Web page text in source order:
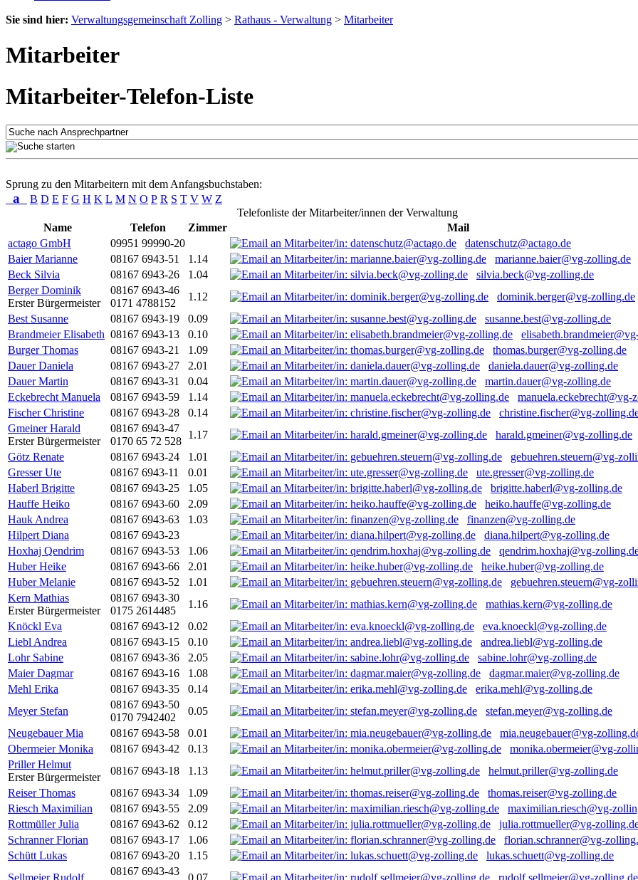
Sie sind hier: Verwaltungsgemeinschaft Zolling > Rathaus - Verwaltung > Mitarbeiter
Mitarbeiter
Mitarbeiter-Telefon-Liste
Sprung zu den Mitarbeitern mit dem Anfangsbuchstaben:
a B D E F G H K L M N O P R S T V W Z
Telefonliste der Mitarbeiter/innen der Verwaltung
Name
Telefon Zimmer
Mail
actago GmbH
09951 99990-20
datenschutz@actago.de
Baier Marianne
08167 6943-51 1.14
marianne.baier@vg-zolling.de
Beck Silvia
08167 6943-26 1.04
silvia.beck@vg-zolling.de
Berger Dominik
Erster Bürgermeister
08167 6943-46
0171 4788152
1.12
dominik.berger@vg-zolling.de
Best Susanne
08167 6943-19 0.09
susanne.best@vg-zolling.de
Brandmeier Elisabeth 08167 6943-13 0.10
Burger Thomas
08167 6943-21 1.09
thomas.burger@vg-zolling.de
Dauer Daniela
08167 6943-27 2.01
daniela.dauer@vg-zolling.de
Dauer Martin
08167 6943-31 0.04
martin.dauer@vg-zolling.de
Eckebrecht Manuela
08167 6943-59 1.14
manuela.eckebrecht@vg-
Fischer Christine
08167 6943-28 0.14
christine.fischer@vg-
Gmeiner Harald
Erster Bürgermeister
08167 6943-47
0170 65 72 528
1.17
harald.gmeiner@vg-zolling.de
Götz Renate
08167 6943-24 1.01
gebuehren.steuern@vg-
Gresser Ute
08167 6943-11 0.01
ute.gresser@vg-zolling.de
Haberl Brigitte
08167 6943-25 1.05
brigitte.haberl@vg-zolling.de
Hauffe Heiko
08167 6943-60 2.09
heiko.hauffe@vg-zolling.de
Hauk Andrea
08167 6943-63 1.03
finanzen@vg-zolling.de
Hilpert Diana
08167 6943-23
diana.hilpert@vg-zolling.de
Hoxhaj Qendrim
08167 6943-53 1.06
qendrim.hoxhaj@vg-
Huber Heike
08167 6943-66 2.01
heike.huber@vg-zolling.de
Huber Melanie
08167 6943-52 1.01
gebuehren.steuern@vg-
Kern Mathias
Erster Bürgermeister
08167 6943-30
0175 2614485
1.16
mathias.kern@vg-zolling.de
Knöckl Eva
08167 6943-12 0.02
eva.knoeckl@vg-zolling.de
Liebl Andrea
08167 6943-15 0.10
andrea.liebl@vg-zolling.de
Lohr Sabine
08167 6943-36 2.05
sabine.lohr@vg-zolling.de
Maier Dagmar
08167 6943-16 1.08
dagmar.maier@vg-zolling.de
Mehl Erika
08167 6943-35 0.14
erika.mehl@vg-zolling.de
Meyer Stefan
08167 6943-50
0170 7942402
0.05
stefan.meyer@vg-zolling.de
Neugebauer Mia
08167 6943-58 0.01
mia.neugebauer@vg-
Obermeier Monika
08167 6943-42 0.13
monika.obermeier@vg-
Priller Helmut
Erster Bürgermeister
08167 6943-18 1.13
helmut.priller@vg-zolling.de
Reiser Thomas
08167 6943-34 1.09
thomas.reiser@vg-zolling.de
Riesch Maximilian
08167 6943-55 2.09
maximilian.riesch@vg-
Rottmüller Julia
08167 6943-62 0.12
julia.rottmueller@vg-
Schranner Florian
08167 6943-17 1.06
florian.schranner@vg-
Schütt Lukas
08167 6943-20 1.15
lukas.schuett@vg-zolling.de
08167 6943-43